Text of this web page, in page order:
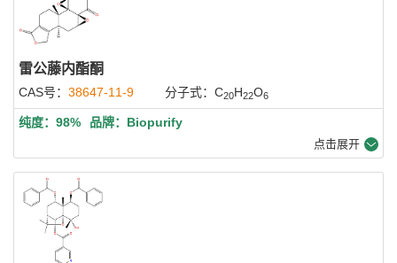
雷公藤内酯酮
CAS号： 38647-11-9 分子式：C20H22O6
纯度：98% 品牌：Biopurify
点击展开